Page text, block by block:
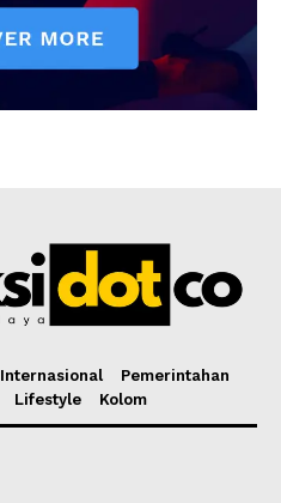
Internasional
Pemerintahan
Lifestyle Kolom